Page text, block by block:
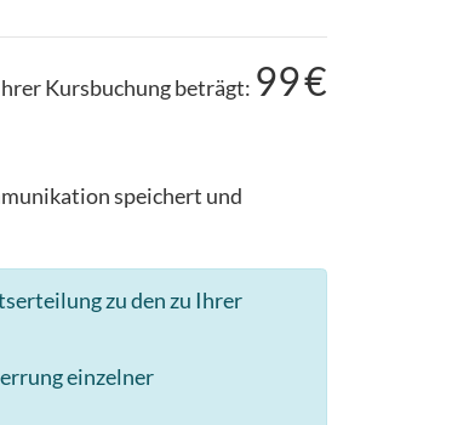
Kursbuchung beträgt: 99€
speichert und
zu den zu Ihrer
einzelner